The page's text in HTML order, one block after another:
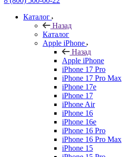
Каталог
Назад
Каталог
Apple iPhone
Назад
Apple iPhone
iPhone 17 Pro
iPhone 17 Pro Max
iPhone 17e
iPhone 17
iPhone Air
iPhone 16
iPhone 16e
iPhone 16 Pro
iPhone 16 Pro Max
iPhone 15